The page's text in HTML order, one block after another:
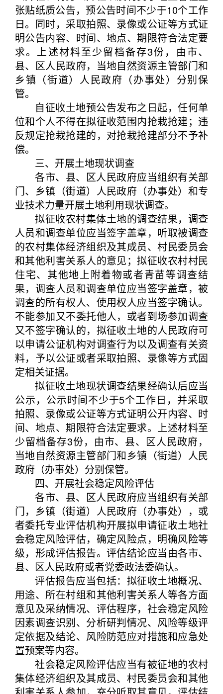
张贴纸质公告，预公告时间不少于10个工作
日。同时，采取拍照、录像或公证等方式证
明公告内容、时间、地点、期限符合法定要
求。上述材料至少留档备存3份，由市、
县、区人民政府，当地自然资源主管部门和
乡镇（街道）人民政府（办事处）分别保
管。
自征收土地预公告发布之日起，任何单
位和个人不得在拟征收范围内抢栽抢建；违
反规定抢栽抢建的，对抢栽抢建部分不予补
偿。
三、开展土地现状调查
各市、县、区人民政府应当组织有关部
门、乡镇（街道）人民政府（办事处）和专
业技术力量开展土地利用现状调查。
拟征收农村集体土地的调查结果，调查
人员和调查单位应当签字盖章，听取被调查
的农村集体经济组织及其成员、村民委员会
和其他利害关系人的意见；拟征收农村村民
住宅、其他地上附着物或者青苗等调查结
果，调查人员和调查单位应当签字盖章，被
调查的所有权人、使用权人应当签字确认。
不能参加又不委托他人，或者到场参加调查
又不签字确认的，拟征收土地的人民政府可
以申请公证机构对调查行为以及调查有关资
料，予以公证或者采取拍照、录像等方式固
定相关证据。
拟征收土地现状调查结果经确认后应当
公示，公示时间不少于5个工作日，并采取
拍照、录像或公证等方式证明公开内容、时
间、地点、期限符合法定要求。上述材料至
少留档备存3份，由市、县、区人民政府，
当地自然资源主管部门和乡镇（街道）人民
政府（办事处）分别保管。
四、开展社会稳定风险评估
各市、县、区人民政府应当组织有关部
门，乡镇（街道）人民政府（办事处），或
者委托专业评估机构开展拟申请征收土地社
会稳定风险评估，确定风险点，明确风险等
级，形成评估报告。评估结论应当由各市、
县、区人民政府或者党委政法委确认。
评估报告应当包括：拟征收土地概况、
用途、所在村组和其他利害关系人等各方面
意见及采纳情况、评估程序，社会稳定风险
因素调查识别、分析研判情况、风险等级评
定依据及结论、风险防范应对措施和应急处
置预案等内容。
社会稳定风险评估应当有被征地的农村
集体经济组织及其成员、村民委员会和其他